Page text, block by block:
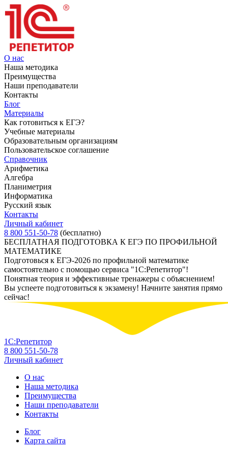
О нас
Наша методика
Преимущества
Наши преподаватели
Контакты
Блог
Материалы
Как готовиться к ЕГЭ?
Учебные материалы
Образовательным организациям
Пользовательское соглашение
Справочник
Арифметика
Алгебра
Планиметрия
Информатика
Русский язык
Контакты
Личный кабинет
8 800 551-50-78 (бесплатно)
БЕСПЛАТНАЯ ПОДГОТОВКА К ЕГЭ ПО ПРОФИЛЬНОЙ
МАТЕМАТИКЕ
Подготовься к ЕГЭ-2026 по профильной математике
самостоятельно с помощью сервиса "1С:Репетитор"!
Понятная теория и эффективные тренажеры с объяснением!
Вы успеете подготовиться к экзамену! Начните занятия прямо
сейчас!
1С:Репетитор
8 800 551-50-78
Личный кабинет
О нас
Наша методика
Преимущества
Наши преподаватели
Контакты
Блог
Карта сайта